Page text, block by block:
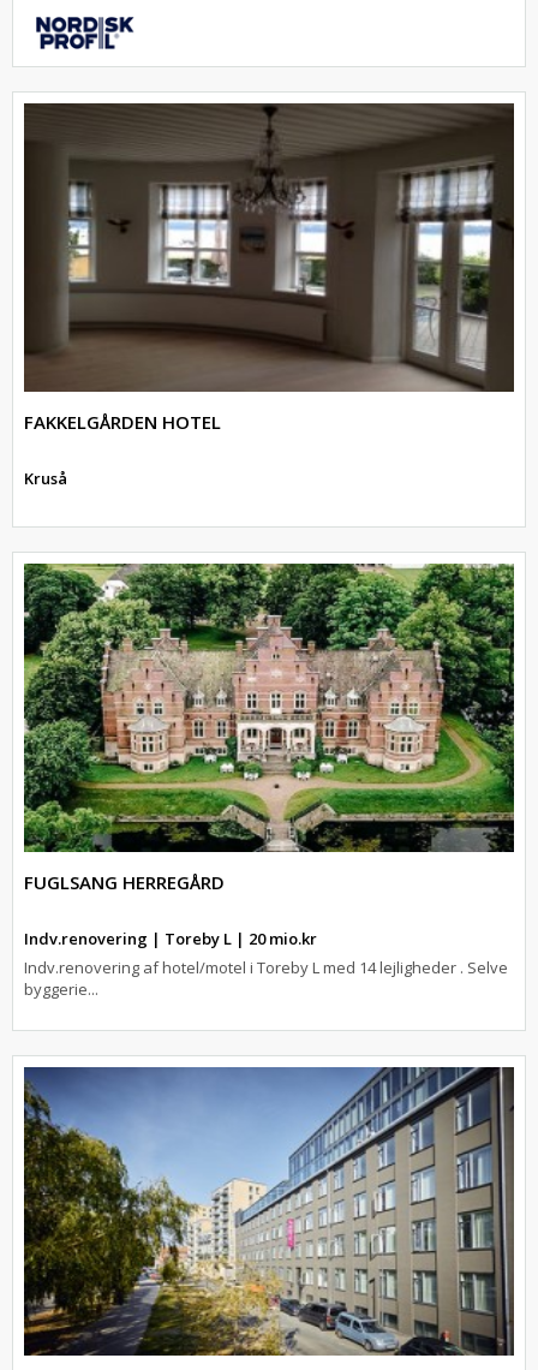
FAKKELGÅRDEN HOTEL
Kruså
FUGLSANG HERREGÅRD
Indv.renovering | Toreby L | 20 mio.kr
Indv.renovering af hotel/motel i Toreby L med 14 lejligheder . Selve
byggerie...